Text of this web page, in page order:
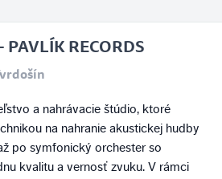
RECORDS
a nahrávacie štúdio, ktoré
na nahranie akustickej hudby
po symfonický orchester so
kvalitu a vernosť zvuku. V rámci